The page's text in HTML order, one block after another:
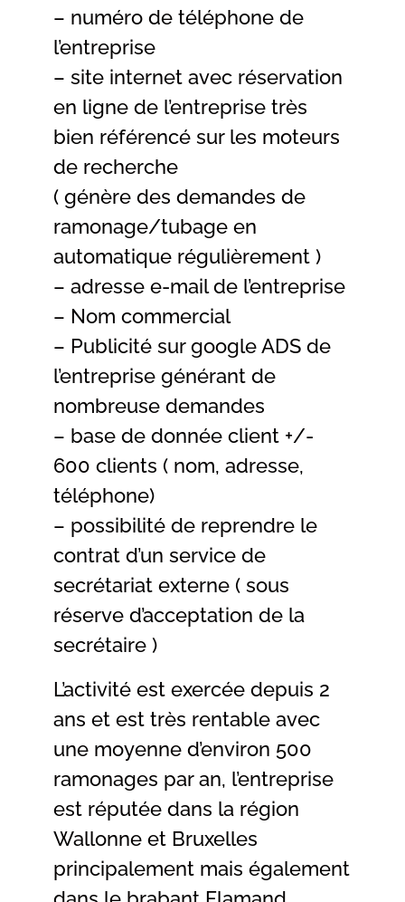
– numéro de téléphone de
l’entreprise
– site internet avec réservation
en ligne de l’entreprise très
bien référencé sur les moteurs
de recherche
( génère des demandes de
ramonage/tubage en
automatique régulièrement )
– adresse e-mail de l’entreprise
– Nom commercial
– Publicité sur google ADS de
l’entreprise générant de
nombreuse demandes
– base de donnée client +/-
600 clients ( nom, adresse,
téléphone)
– possibilité de reprendre le
contrat d’un service de
secrétariat externe ( sous
réserve d’acceptation de la
secrétaire )
L’activité est exercée depuis 2
ans et est très rentable avec
une moyenne d’environ 500
ramonages par an, l’entreprise
est réputée dans la région
Wallonne et Bruxelles
principalement mais également